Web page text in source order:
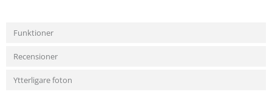
Funktioner
Recensioner
Ytterligare foton